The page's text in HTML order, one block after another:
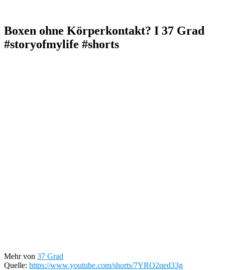
Boxen ohne Körperkontakt? I 37 Grad
#storyofmylife #shorts
Mehr von 37 Grad
Quelle: https://www.youtube.com/shorts/7YRO2qed33g